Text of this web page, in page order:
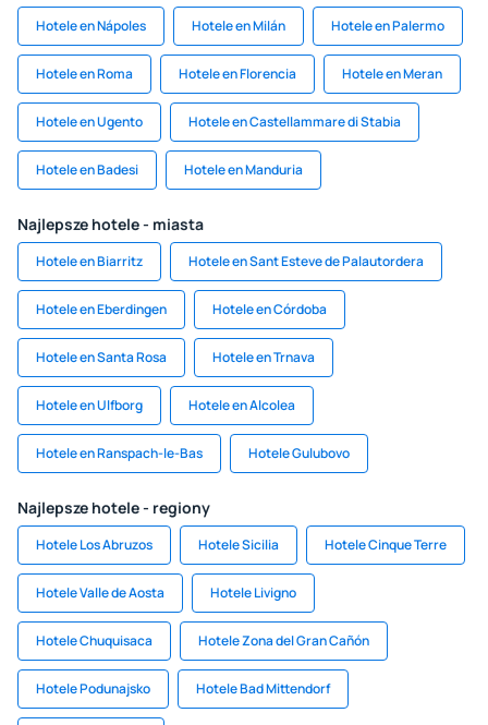
Hotele en Nápoles Hotele en Milán Hotele en Palermo
Hotele en Roma Hotele en Florencia Hotele en Meran
Hotele en Ugento Hotele en Castellammare di Stabia
Hotele en Badesi Hotele en Manduria
Najlepsze hotele - miasta
Hotele en Biarritz Hotele en Sant Esteve de Palautordera
Hotele en Eberdingen Hotele en Córdoba
Hotele en Santa Rosa Hotele en Trnava
Hotele en Ulfborg Hotele en Alcolea
Hotele en Ranspach-le-Bas Hotele Gulubovo
Najlepsze hotele - regiony
Hotele Los Abruzos Hotele Sicilia Hotele Cinque Terre
Hotele Valle de Aosta Hotele Livigno
Hotele Chuquisaca Hotele Zona del Gran Cañón
Hotele Podunajsko Hotele Bad Mittendorf